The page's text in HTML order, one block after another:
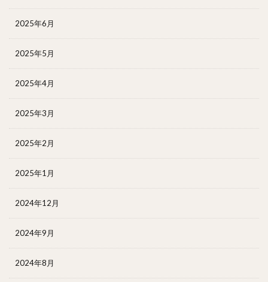
2025年6月
2025年5月
2025年4月
2025年3月
2025年2月
2025年1月
2024年12月
2024年9月
2024年8月